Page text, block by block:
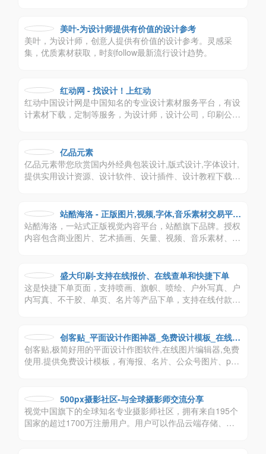
美叶-为设计师提供有价值的设计参考
美叶，为设计师，创意人提供有价值的设计参考。灵感采
集，优质素材获取，时刻follow最新流行设计趋势。
红动网 - 找设计！上红动
红动中国设计网是中国知名的专业设计素材服务平台，有设
计素材下载，定制等服务，为设计师，设计公司，印刷公司
亿品元素
亿品元素带您欣赏国内外经典包装设计,版式设计,字体设计,
提供实用设计资源、设计软件、设计插件、设计教程下载,
站酷海洛 - 正版图片,视频,字体,音乐素材交易平台
- 站酷旗下品牌
站酷海洛，一站式正版视觉内容平台，站酷旗下品牌。授权
内容包含商业图片、艺术插画、矢量、视频、音乐素材、字
企业级客户提供全方位安全、高效、优质的视觉创意解决方
案。
盛大印刷-支持在线报价、在线查单和快捷下单
这是快捷下单页面，支持喷画、旗帜、喷绘、户外写真、户
内写真、不干胶、单页、名片等产品下单，支持在线付款、
创客贴_平面设计作图神器_免费设计模板_在线搞
定设计印刷
创客贴,极简好用的平面设计作图软件,在线图片编辑器,免费
使用.提供免费设计模板，有海报、名片、公众号图片、pp
500px摄影社区-与全球摄影师交流分享
视觉中国旗下的全球知名专业摄影师社区，拥有来自195个
国家的超过1700万注册用户。用户可以作品云端存储、参